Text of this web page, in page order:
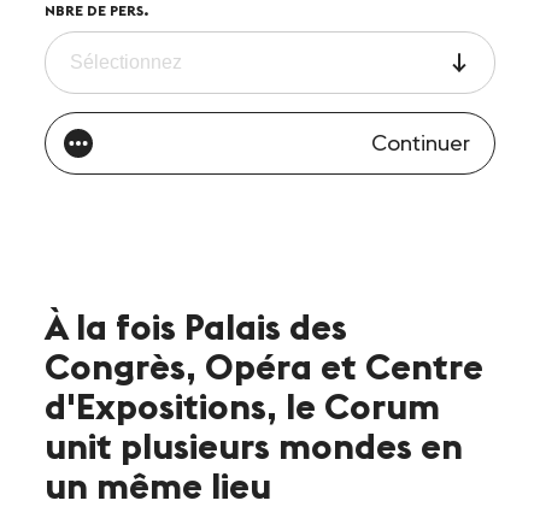
NBRE DE PERS.
Continuer
À la fois Palais des
Congrès, Opéra et Centre
d'Expositions, le Corum
unit plusieurs mondes en
un même lieu